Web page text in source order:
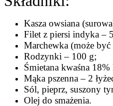
Kasza owsiana
Filet z piersi indyka –
Marchewka (może
Rodzynki – 100 g;
Śmietana kwaśna
Mąka pszenna – 2
Sól, pieprz, suszony
Olej do smażenia.